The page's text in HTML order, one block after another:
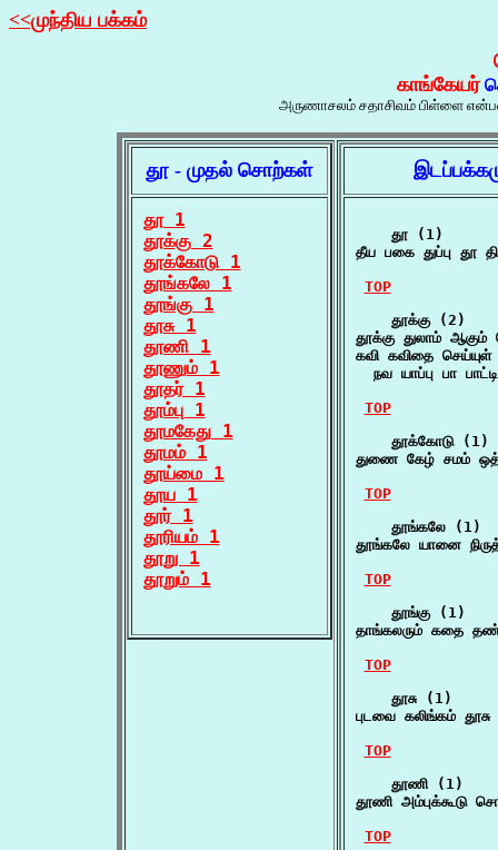
<<முந்திய பக்கம்
காங்கேயர்
அருணாசலம் சதாசிவம் பிள்ளை
தூ - முதல் சொற்கள்
தூ 1
தூக்கு 2
தூக்கோடு 1
தூங்கலே 1
தூங்கு 1
தூசு 1
தூணி 1
தூணும் 1
தூதர் 1
தூம்பு 1
தூமகேது 1
தூமம் 1
தூய்மை 1
தூய 1
தூர் 1
தூரியம் 1
தூறு 1
தூறும் 1
    தூ (1)
தீய பகை துப்பு தூ
TOP
    தூக்கு (2)
தூக்கு துலாம்
கவி கவிதை
நவ யாப்பு பா
TOP
    தூக்கோடு (1)
துணை கேழ் சமம்
TOP
    தூங்கலே (1)
தூங்கலே யானை
TOP
    தூங்கு (1)
தாங்கலரும் கதை
TOP
    தூசு (1)
புடவை கலிங்கம்
TOP
    தூணி (1)
தூணி
TOP